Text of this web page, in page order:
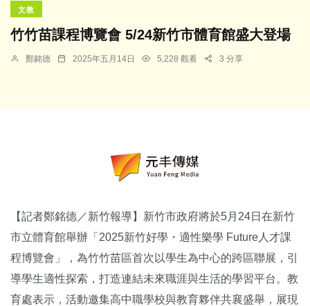
文教
竹竹苗課程博覽會 5/24新竹市體育館盛大登場
鄭銘德 2025年五月14日 5,228 觀看 3 分享
【記者鄭銘德／新竹報導】新竹市政府將於5月24日在新竹
市立體育館舉辦「2025新竹好學・適性樂學 Future人才課
程博覽會」，為竹竹苗區首次以學生為中心的跨區聯展，引
導學生適性探索，打造連結未來職涯與生活的學習平台。教
育處表示，活動邀集高中職學校與教育夥伴共襄盛舉，展現